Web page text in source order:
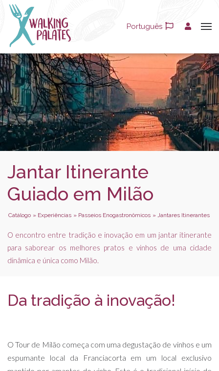
Português
Jantar Itinerante
Guiado em Milão
Catálogo » Experiências » Passeios Enogastronômicos » Jantares Itinerantes
O encontro entre tradição e inovação em um jantar itinerante
para saborear os melhores pratos e vinhos de uma cidade
dinâmica e única como Milão.
Da tradição à inovação!
O Tour de Milão começa com uma degustação de vinhos e um
espumante local da Franciacorta em um local exclusivo